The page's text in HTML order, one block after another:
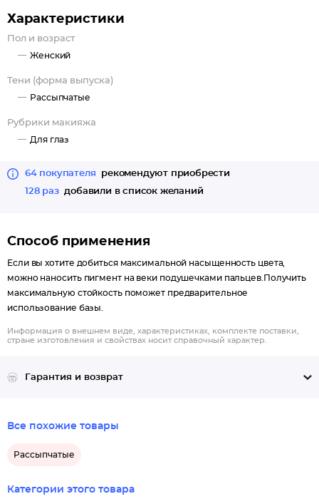
Характеристики
Пол и возраст
Женский
Тени (форма выпуска)
Рассыпчатые
Рубрики макияжа
Для глаз
64 покупателя
рекомендуют приобрести
128 раз добавили в список желаний
Способ применения
Если вы хотите добиться максимальной насыщенность цвета,
можно наносить пигмент на веки подушечками пальцев.Получить
максимальную стойкость поможет предварительное
использование базы.
Информация о внешнем виде, характеристиках, комплекте поставки,
стране изготовления и свойствах носит справочный характер.
Гарантия и возврат
Все похожие товары
Рассыпчатые
Категории этого товара